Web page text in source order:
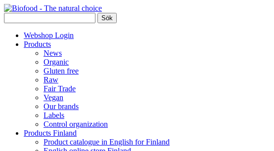
Webshop Login
Products
News
Organic
Gluten free
Raw
Fair Trade
Vegan
Our brands
Labels
Control organization
Products Finland
Product catalogue in English for Finland